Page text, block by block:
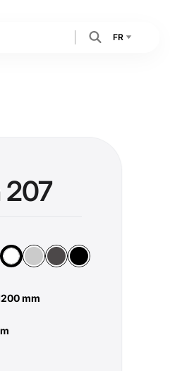
FR
207
Oak
BlancArgentAnthracite
Noir
mm